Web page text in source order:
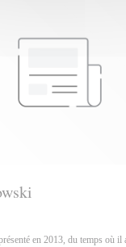
en 2013, du temps où il